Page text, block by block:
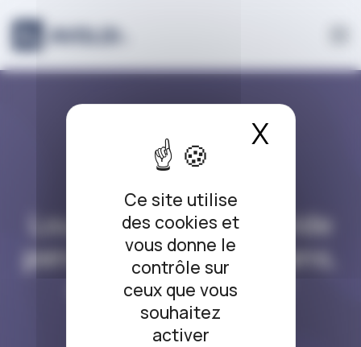
Panneau de gestion des cookies
Ce site utilise
des cookies et
vous donne le
contrôle sur
ceux que vous
souhaitez
activer
X
DROIT DE L’IMMOBILIER
Louer un logement vide
pendant moins de 3 ans,
est-ce possible ?
19/05/2021